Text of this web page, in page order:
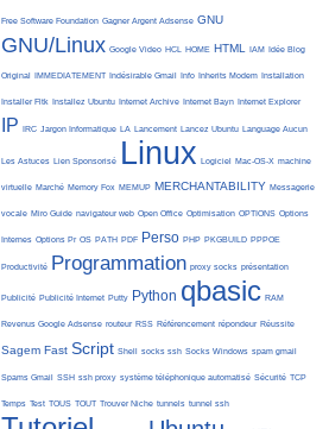
Free Software Foundation Gagner Argent Adsense GNU
GNU/Linux Google Video HCL HOME HTML IAM Idée Blog
Original IMMEDIATEMENT Indésirable Gmail Info Inherits Modem Installation
Installer Fltk Installez Ubuntu Internet Archive Internet Bayn Internet Explorer
IP IRC Jargon Informatique LA Lancement Lancez Ubuntu Language Aucun
Les Astuces Lien Sponsorisé Linux Logiciel Mac-OS-X machine
virtuelle Marché Memory Fox MEMUP MERCHANTABILITY Messagerie
vocale Miro Guide navigateur web Open Office Optimisation OPTIONS Options
Internes Options Pr OS PATH PDF Perso PHP PKGBUILD PPPOE
Productivité Programmation proxy socks présentation
Publicité Publicité Internet Putty Python qbasic RAM
Revenus Google Adsense routeur RSS Référencement répondeur Réussite
Sagem Fast Script Shell socks ssh Socks Windows spam gmail
Spams Gmail SSH ssh proxy système téléphonique automatisé Sécurité TCP
Temps Test TOUS TOUT Trouver Niche tunnels tunnel ssh